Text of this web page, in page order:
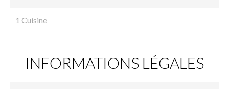
1 Cuisine
INFORMATIONS LÉGALES